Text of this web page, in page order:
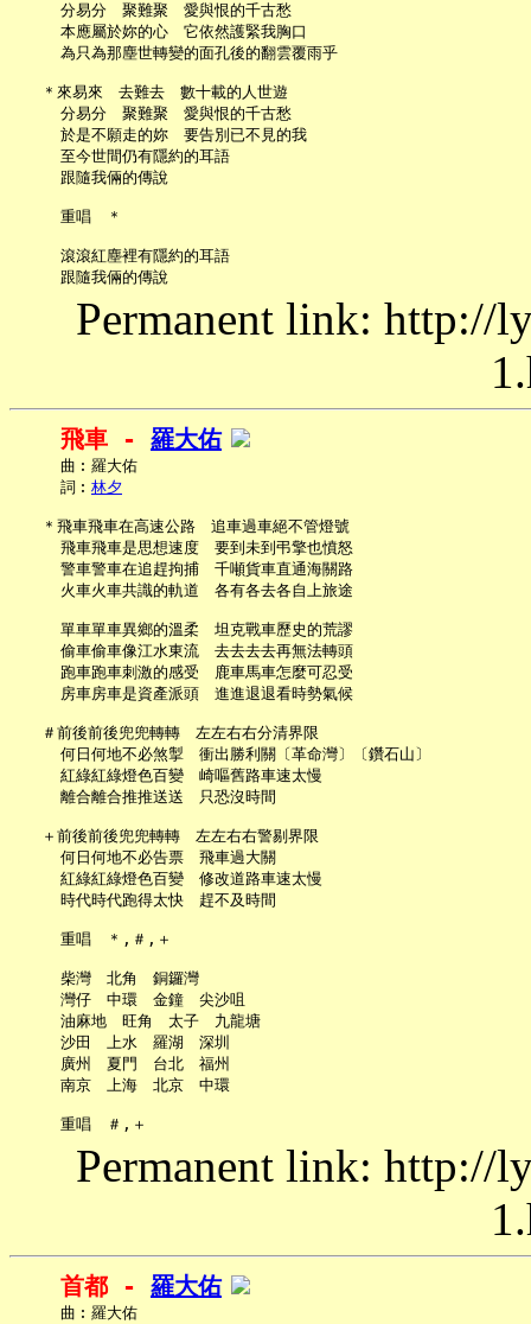
     分易分　聚難聚　愛與恨的千古愁
     本應屬於妳的心　它依然護緊我胸口
     為只為那塵世轉變的面孔後的翻雲覆雨乎
   ＊來易來　去難去　數十載的人世遊
     分易分　聚難聚　愛與恨的千古愁
     於是不願走的妳　要告別已不見的我
     至今世間仍有隱約的耳語
     跟隨我倆的傳說
     重唱　＊
     滾滾紅塵裡有隱約的耳語
Permanent link: http://
飛車 - 羅大佑
     曲︰羅大佑
     詞︰
林夕
   ＊飛車飛車在高速公路　追車過車絕不管燈號
     飛車飛車是思想速度　要到未到弔擎也憤怒
     警車警車在追趕拘捕　千噸貨車直通海關路
     火車火車共識的軌道　各有各去各自上旅途
     單車單車異鄉的溫柔　坦克戰車歷史的荒謬
     偷車偷車像江水東流　去去去去再無法轉頭
     跑車跑車刺激的感受　鹿車馬車怎麼可忍受
     房車房車是資產派頭　進進退退看時勢氣候
   ＃前後前後兜兜轉轉　左左右右分清界限
     何日何地不必煞掣　衝出勝利關〔革命灣〕〔鑽石山〕
     紅綠紅綠燈色百變　崎嘔舊路車速太慢
     離合離合推推送送　只恐沒時間
   ＋前後前後兜兜轉轉　左左右右警剔界限
     何日何地不必告票　飛車過大關
     紅綠紅綠燈色百變　修改道路車速太慢
     時代時代跑得太快　趕不及時間
     重唱　＊,＃,＋
     柴灣　北角　銅鑼灣
     灣仔　中環　金鐘　尖沙咀
     油麻地　旺角　太子　九龍塘
     沙田　上水　羅湖　深圳
     廣州　夏門　台北　福州
     南京　上海　北京　中環
Permanent link: http://
首都 - 羅大佑
     曲︰羅大佑